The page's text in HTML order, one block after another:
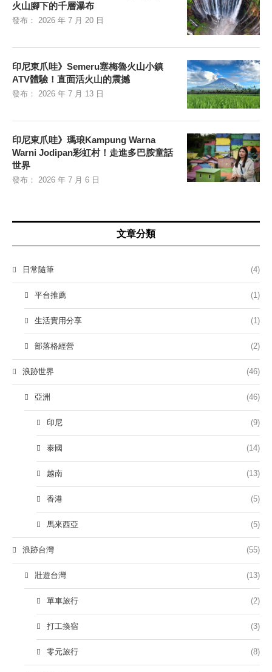
火山腳下的千層瀑布
發布： 2026 年 7 月 20 日
印尼東爪哇》Semeru塞梅魯火山小鎮
ATV體驗！直面活火山的震撼
發布： 2026 年 7 月 13 日
印尼東爪哇》瑪琅Kampung Warna
Warni Jodipan彩虹村！走進多巴胺童話
世界
發布： 2026 年 7 月 6 日
文章分類
日常隨筆 (4)
平台推薦 (1)
生活實用分享 (1)
部落格經營 (2)
浪跡世界 (46)
亞洲 (46)
印尼 (9)
泰國 (14)
越南 (13)
香港 (5)
馬來西亞 (5)
浪跡台灣 (55)
壯遊台灣 (13)
單車旅行 (2)
打工換宿 (3)
零元旅行 (8)